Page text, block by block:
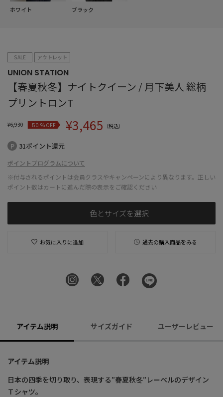
ホワイト ブラック
SALE アウトレット
UNION STATION
【春夏秋冬】ナイトクイーン / 月下美人 総柄
プリントロンT
¥6,930 50% OFF ¥3,465 （税込）
31ポイント還元
ポイントプログラムについて
※付与されるポイントは会員クラスやキャンペーンにより異なります。正しい
ポイント数はカートに進んだ際の表示をご確認ください
色とサイズを選択
お気に入りに追加 過去の購入商品をみる
アイテム説明 サイズガイド ユーザーレビュー
アイテム説明
日本の四季を切り取り、表現する”春夏秋冬”レーベルのデザイン
Ｔシャツ。